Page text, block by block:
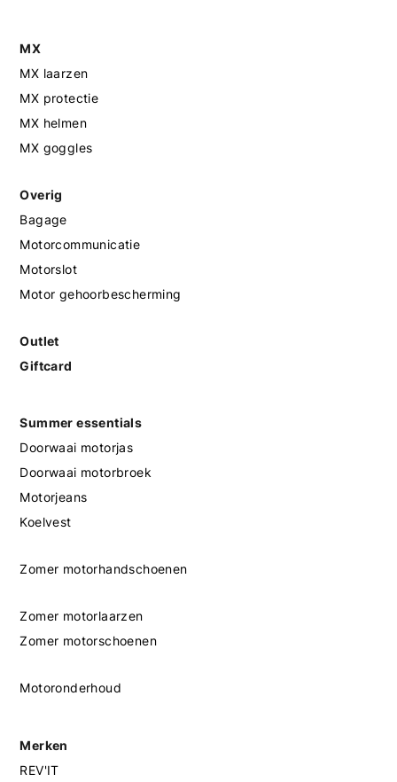
MX
MX laarzen
MX protectie
MX helmen
MX goggles
Overig
Bagage
Motorcommunicatie
Motorslot
Motor gehoorbescherming
Outlet
Giftcard
Summer essentials
Doorwaai motorjas
Doorwaai motorbroek
Motorjeans
Koelvest
Zomer motorhandschoenen
Zomer motorlaarzen
Zomer motorschoenen
Motoronderhoud
Merken
REV'IT